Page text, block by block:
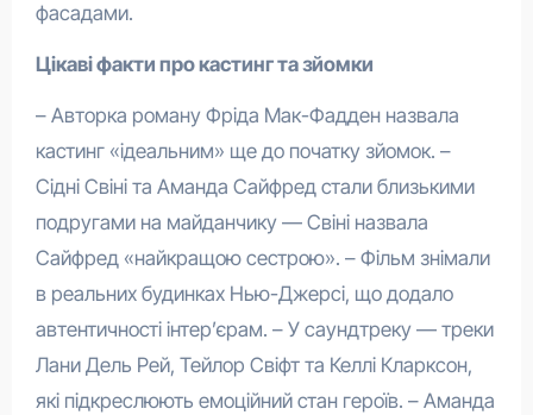
фасадами.
Цікаві факти про кастинг та зйомки
– Авторка роману Фріда Мак-Фадден назвала
кастинг «ідеальним» ще до початку зйомок. –
Сідні Свіні та Аманда Сайфред стали близькими
подругами на майданчику — Свіні назвала
Сайфред «найкращою сестрою». – Фільм знімали
в реальних будинках Нью-Джерсі, що додало
автентичності інтер’єрам. – У саундтреку — треки
Лани Дель Рей, Тейлор Свіфт та Келлі Кларксон,
які підкреслюють емоційний стан героїв. – Аманда